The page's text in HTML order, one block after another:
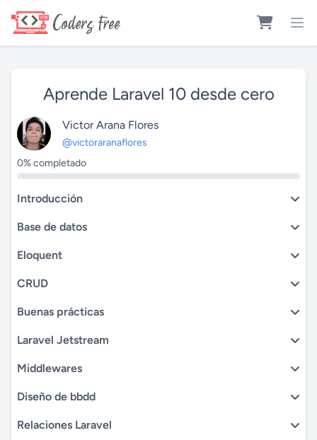
Aprende Laravel 10 desde cero
Victor Arana Flores
@victoraranaflores
0% completado
Introducción
Base de datos
Eloquent
CRUD
Buenas prácticas
Laravel Jetstream
Middlewares
Diseño de bbdd
Relaciones Laravel